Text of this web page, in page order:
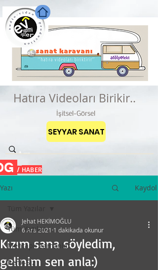
Hatıra Videoları Birikir..
İşitsel-Görsel
SEYYAR SANAT
/ HABER
Yazı Kaydol
Tüm Yazılar
Mehtaplı Zamanlar
Renk-Siz
Kızım sana söyledim,
gelinim sen anla:)
Jehat HEKİMOĞLU
6 Ara 2021 1 dakikada okunur